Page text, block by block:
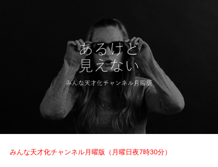
みんな天才化チャンネル月曜版（月曜日夜7時30分）